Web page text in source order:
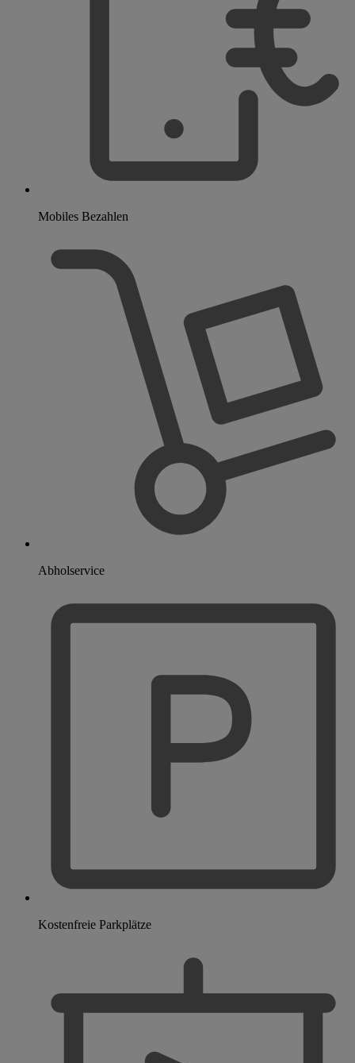
Mobiles Bezahlen
Abholservice
Kostenfreie Parkplätze